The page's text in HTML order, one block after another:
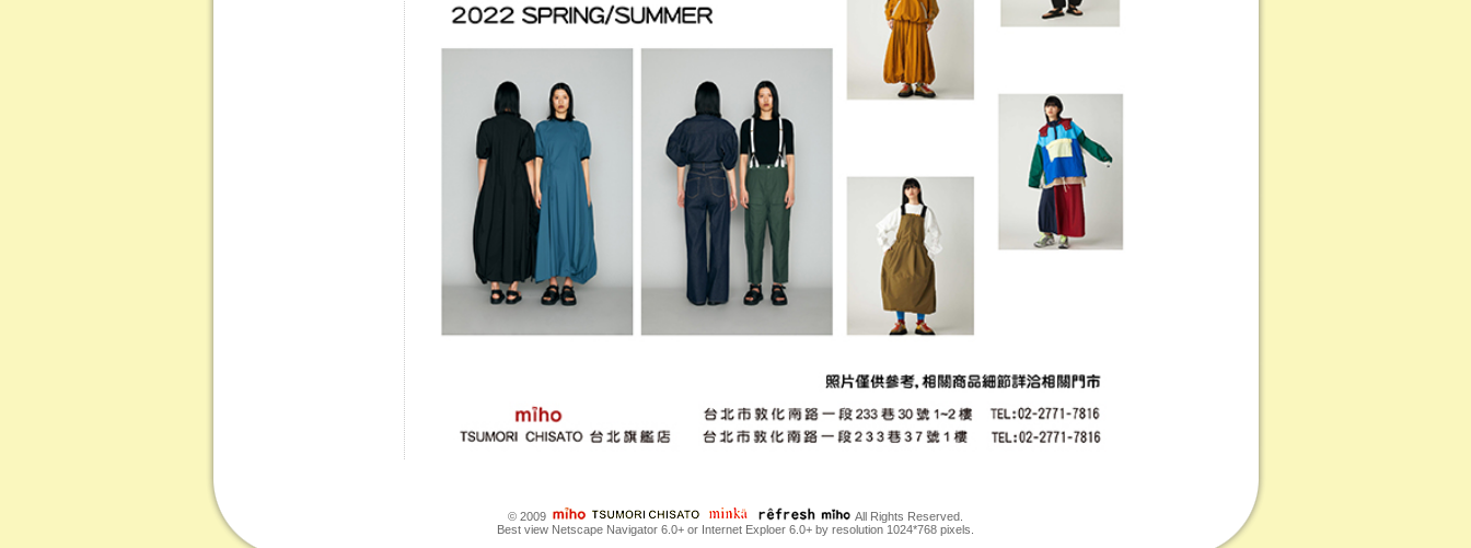
© 2009
All Rights Reserved.
Best view Netscape Navigator 6.0+ or Internet Exploer 6.0+ by resolution 1024*768 pixels.